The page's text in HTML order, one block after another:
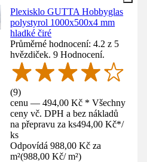
Plexisklo GUTTA Hobbyglas
polystyrol 1000x500x4 mm
hladké čiré
Průměrné hodnocení: 4.2 z 5
hvězdiček. 9 Hodnocení.
(9)
cenu — 494,00 Kč * Všechny
ceny vč. DPH a bez nákladů
na přepravu za ks494,00 Kč*/
ks
Odpovídá 988,00 Kč za
m²(988,00 Kč/ m²)